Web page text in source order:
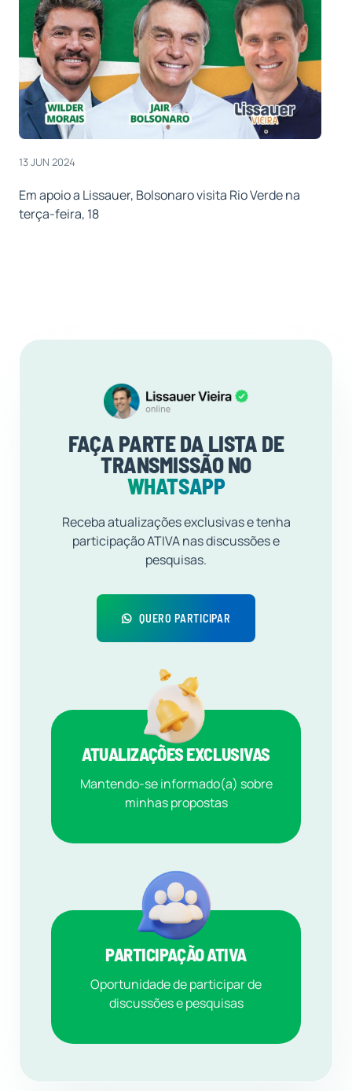
13 JUN 2024
Em apoio a Lissauer, Bolsonaro visita Rio Verde na
terça-feira, 18
FAÇA PARTE DA LISTA DE
TRANSMISSÃO NO
WHATSAPP
Receba atualizações exclusivas e tenha
participação ATIVA nas discussões e
pesquisas.
QUERO PARTICIPAR
ATUALIZAÇÕES EXCLUSIVAS
Mantendo-se informado(a) sobre
minhas propostas
PARTICIPAÇÃO ATIVA
Oportunidade de participar de
discussões e pesquisas